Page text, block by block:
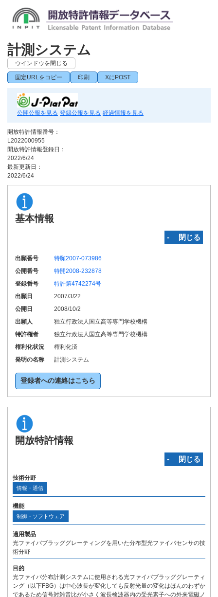
計測システム
ウインドウを閉じる
固定URLをコピー 印刷 XにPOST
公開公報を見る 登録公報を見る 経過情報を見る
開放特許情報番号：
L2022000955
開放特許情報登録日：
2022/6/24
最新更新日：
2022/6/24
基本情報
‐ 閉じる
出願番号
特願2007-073986
公開番号
特開2008-232878
登録番号
特許第4742274号
出願日
2007/3/22
公開日
2008/10/2
出願人
独立行政法人国立高等専門学校機構
特許権者
独立行政法人国立高等専門学校機構
権利化状況
権利化済
発明の名称
計測システム
登録者への連絡はこちら
開放特許情報
‐ 閉じる
技術分野
情報・通信
機能
制御・ソフトウェア
適用製品
光ファイバブラッググレーティングを用いた分布型光ファイバセンサの技
術分野
目的
光ファイバ分布計測システムに使用される光ファイバブラッググレーティ
ング（以下FBG）は中心波長が変化しても反射光量の変化はほんのわずか
であるため信号対雑音比が小さく波長検波器内の受光素子への外来電磁ノ